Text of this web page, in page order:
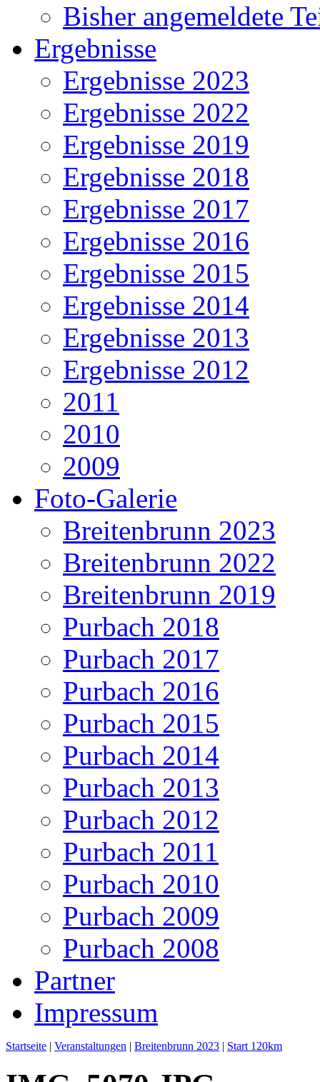
Bisher angemeldete
Ergebnisse
Ergebnisse 2023
Ergebnisse 2022
Ergebnisse 2019
Ergebnisse 2018
Ergebnisse 2017
Ergebnisse 2016
Ergebnisse 2015
Ergebnisse 2014
Ergebnisse 2013
Ergebnisse 2012
2011
2010
2009
Foto-Galerie
Breitenbrunn 2023
Breitenbrunn 2022
Breitenbrunn 2019
Purbach 2018
Purbach 2017
Purbach 2016
Purbach 2015
Purbach 2014
Purbach 2013
Purbach 2012
Purbach 2011
Purbach 2010
Purbach 2009
Purbach 2008
Partner
Impressum
Startseite | Veranstaltungen | Breitenbrunn 2023 | Start 120km